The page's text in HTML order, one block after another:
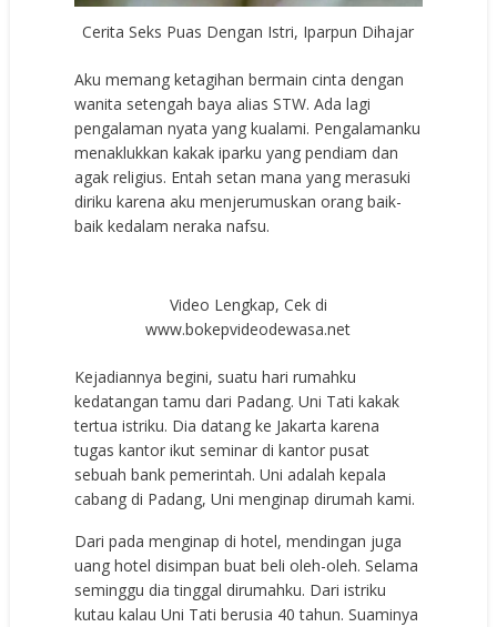
Cerita Seks Puas Dengan Istri, Iparpun Dihajar
Aku memang ketagihan bermain cinta dengan
wanita setengah baya alias STW. Ada lagi
pengalaman nyata yang kualami. Pengalamanku
menaklukkan kakak iparku yang pendiam dan
agak religius. Entah setan mana yang merasuki
diriku karena aku menjerumuskan orang baik-
baik kedalam neraka nafsu.
Video Lengkap, Cek di
www.bokepvideodewasa.net
Kejadiannya begini, suatu hari rumahku
kedatangan tamu dari Padang. Uni Tati kakak
tertua istriku. Dia datang ke Jakarta karena
tugas kantor ikut seminar di kantor pusat
sebuah bank pemerintah. Uni adalah kepala
cabang di Padang, Uni menginap dirumah kami.
Dari pada menginap di hotel, mendingan juga
uang hotel disimpan buat beli oleh-oleh. Selama
seminggu dia tinggal dirumahku. Dari istriku
kutau kalau Uni Tati berusia 40 tahun. Suaminya